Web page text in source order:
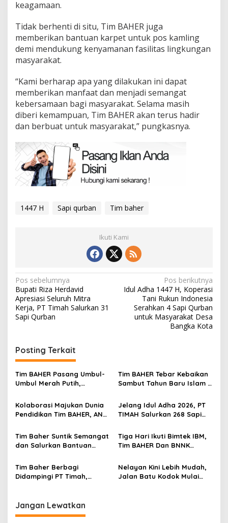
keagamaan.
Tidak berhenti di situ, Tim BAHER juga
memberikan bantuan karpet untuk pos kamling
demi mendukung kenyamanan fasilitas lingkungan
masyarakat.
“Kami berharap apa yang dilakukan ini dapat
memberikan manfaat dan menjadi semangat
kebersamaan bagi masyarakat. Selama masih
diberi kemampuan, Tim BAHER akan terus hadir
dan berbuat untuk masyarakat,” pungkasnya.
1447 H Sapi qurban Tim baher
Ikuti Kami
Navigasi
pos
Pos sebelumnya
Bupati Riza Herdavid
Apresiasi Seluruh Mitra
Kerja, PT Timah Salurkan 31
Sapi Qurban
Pos berikutnya
Idul Adha 1447 H, Koperasi
Tani Rukun Indonesia
Serahkan 4 Sapi Qurban
untuk Masyarakat Desa
Bangka Kota
Posting Terkait
Tim BAHER Pasang Umbul-
Umbul Merah Putih,
Kemerdekaan RI ke-81
Tim BAHER Tebar Kebaikan
Sambut Tahun Baru Islam 1
Kolaborasi Majukan Dunia
Pendidikan Tim BAHER, ANC,
TIMAH Cetak Prestasi
Membanggakan
Jelang Idul Adha 2026, PT
TIMAH Salurkan 268 Sapi
Tim Baher Suntik Semangat
dan Salurkan Bantuan
Menuju Jamnas 2026
Tiga Hari Ikuti Bimtek IBM,
Tim BAHER Dan BNNK
Perangi Narkoba
Tim Baher Berbagi
Didampingi PT Timah,
Toboali
Nelayan Kini Lebih Mudah,
Jalan Batu Kodok Mulai
Jangan Lewatkan